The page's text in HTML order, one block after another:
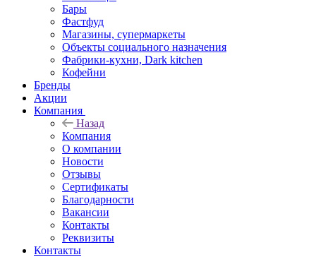
Бары
Фастфуд
Магазины, супермаркеты
Объекты социального назначения
Фабрики-кухни, Dark kitchen
Кофейни
Бренды
Акции
Компания
Назад
Компания
О компании
Новости
Отзывы
Сертификаты
Благодарности
Вакансии
Контакты
Реквизиты
Контакты